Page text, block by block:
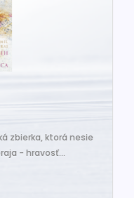
zbierka, ktorá nesie
- hravosť...